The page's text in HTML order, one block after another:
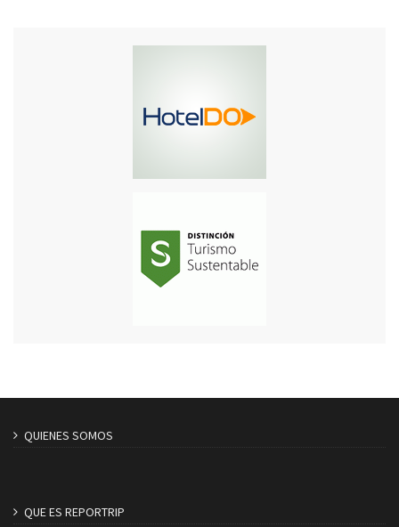
QUIENES SOMOS
QUE ES REPORTRIP